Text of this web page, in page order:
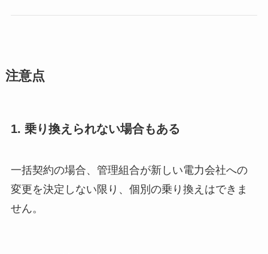
注意点
1. 乗り換えられない場合もある
一括契約の場合、管理組合が新しい電力会社への
変更を決定しない限り、個別の乗り換えはできま
せん。